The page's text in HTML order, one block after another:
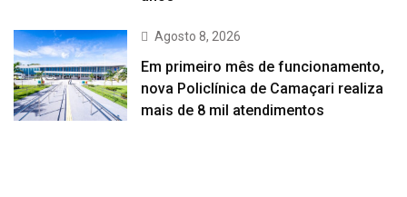
Agosto 8, 2026
Em primeiro mês de funcionamento,
nova Policlínica de Camaçari realiza
mais de 8 mil atendimentos